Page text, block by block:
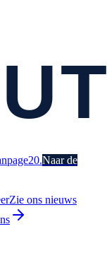
Naar de
Zie ons nieuws